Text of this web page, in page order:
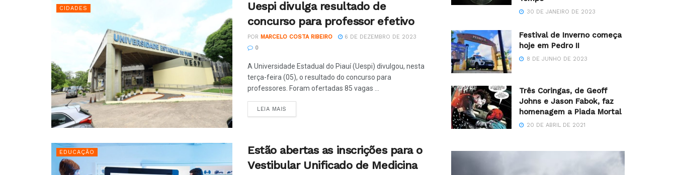
CIDADES
Uespi divulga resultado de
concurso para professor efetivo
POR MARCELO COSTA RIBEIRO
6 DE DEZEMBRO DE 2023
0
A Universidade Estadual do Piauí (Uespi) divulgou, nesta
terça-feira (05), o resultado do concurso para
professores. Foram ofertadas 85 vagas ...
LEIA MAIS
EDUCAÇÃO
Estão abertas as inscrições para o
Vestibular Unificado de Medicina
30 DE JANEIRO DE 2023
Festival de Inverno começa
hoje em Pedro II
8 DE JUNHO DE 2023
Três Coringas, de Geoff
Johns e Jason Fabok, faz
homenagem a Piada Mortal
20 DE ABRIL DE 2021